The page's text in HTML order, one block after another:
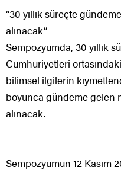
“30 yıllık süreçte
alınacak”
Sempozyumda, 30 yıllık
Cumhuriyetleri
bilimsel ilgilerin
boyunca gündeme gelen
alınacak.
Sempozyumun 12 Kasım